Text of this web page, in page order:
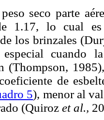
seco parte
1.17, lo cual
los brinzales
cuando
(Thompson,
de
5), menor al
(Quiroz et al.,